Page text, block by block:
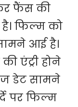
फैंस की
फिल्म को
आई है।
एंट्री होने
डेट सामने
पर फिल्म